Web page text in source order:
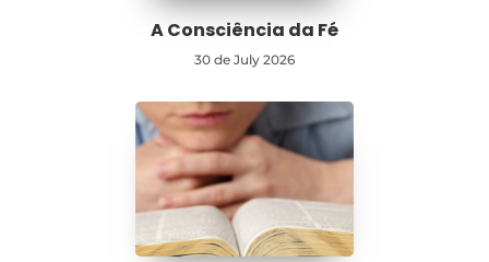
A Consciência da Fé
30 de July 2026